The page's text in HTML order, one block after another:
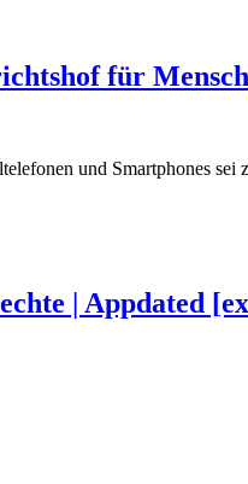
für
und Smartphones sei
| Appdated